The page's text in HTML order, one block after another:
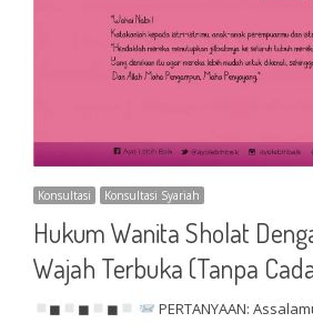
Konsultasi Konsultasi Syariah
Hukum Wanita Sholat
Wajah Terbuka (Tanpa
◼ ◼ ◼
PERTANYAAN: